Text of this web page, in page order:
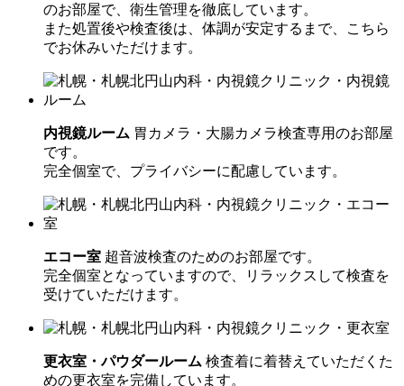
のお部屋で、衛生管理を徹底しています。
また処置後や検査後は、体調が安定するまで、こちら
でお休みいただけます。
内視鏡ルーム 胃カメラ・大腸カメラ検査専用のお部屋
です。
完全個室で、プライバシーに配慮しています。
エコー室 超音波検査のためのお部屋です。
完全個室となっていますので、リラックスして検査を
受けていただけます。
更衣室・パウダールーム 検査着に着替えていただくた
めの更衣室を完備しています。